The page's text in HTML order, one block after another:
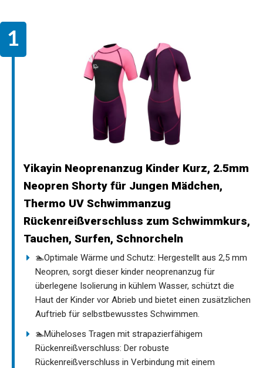
Yikayin Neoprenanzug Kinder Kurz, 2.5mm
Neopren Shorty für Jungen Mädchen,
Thermo UV Schwimmanzug
Rückenreißverschluss zum Schwimmkurs,
Tauchen, Surfen, Schnorcheln
🏊Optimale Wärme und Schutz: Hergestellt aus 2,5 mm
Neopren, sorgt dieser kinder neoprenanzug für
überlegene Isolierung in kühlem Wasser, schützt die
Haut der Kinder vor Abrieb und bietet einen zusätzlichen
Auftrieb für selbstbewusstes Schwimmen.
🏊Müheloses Tragen mit strapazierfähigem
Rückenreißverschluss: Der robuste
Rückenreißverschluss in Verbindung mit einem